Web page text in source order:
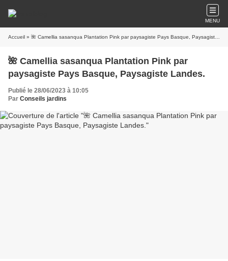
MENU
Accueil » 🌺 Camellia sasanqua Plantation Pink par paysagiste Pays Basque, Paysagiste Landes.
🌺 Camellia sasanqua Plantation Pink par
paysagiste Pays Basque, Paysagiste Landes.
Publié le 28/06/2023 à 10:05
Par Conseils jardins